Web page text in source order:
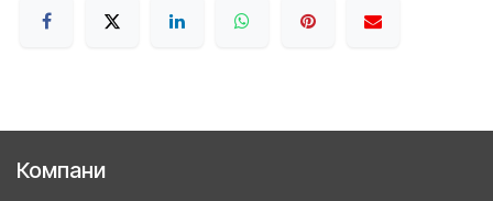
Компани